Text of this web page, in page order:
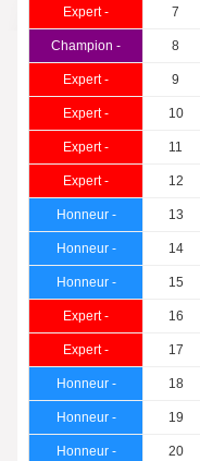
Expert - 7
Champion - 8
Expert - 9
Expert - 10
Expert - 11
Expert - 12
Honneur - 13
Honneur - 14
Honneur - 15
Expert - 16
Expert - 17
Honneur - 18
Honneur - 19
Honneur - 20